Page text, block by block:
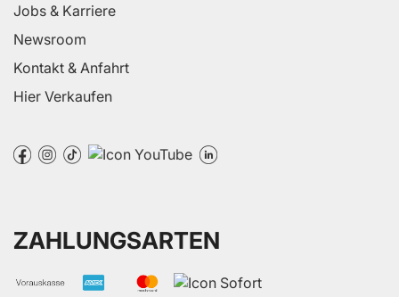
Jobs & Karriere
Newsroom
Kontakt & Anfahrt
Hier Verkaufen
ZAHLUNGSARTEN